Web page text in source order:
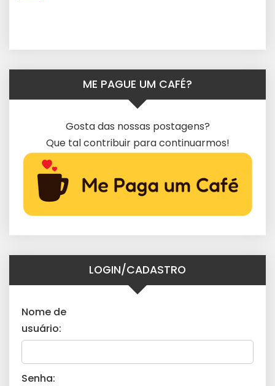
ME PAGUE UM CAFÉ?
Gosta das nossas postagens?
Que tal contribuir para continuarmos!
LOGIN/CADASTRO
Nome de
usuário:
Senha: